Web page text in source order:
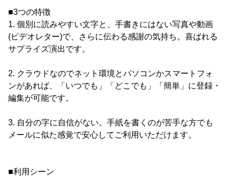
■3つの特徴
1. 個別に読みやすい文字と、手書きにはない写真や動画
(ビデオレター)で、さらに伝わる感謝の気持ち。喜ばれる
サプライズ演出です。
2. クラウドなのでネット環境とパソコンかスマートフォ
ンがあれば、「いつでも」「どこでも」「簡単」に登録・
編集が可能です。
3. 自分の字に自信がない。手紙を書くのが苦手な方でも
メールに似た感覚で安心してご利用いただけます。
■利用シーン